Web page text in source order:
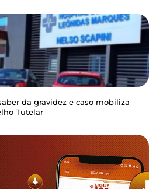
da gravidez e caso mobiliza
Tutelar